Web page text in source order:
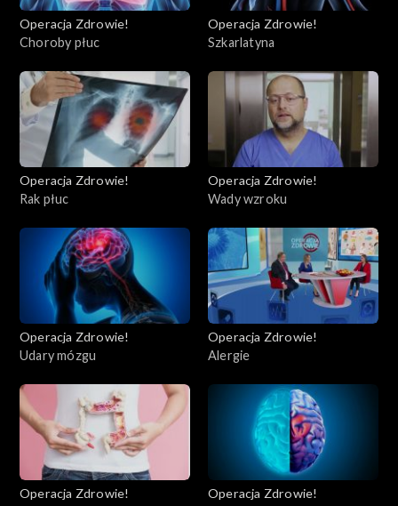
Operacja Zdrowie!
Choroby płuc
Operacja Zdrowie!
Szkarlatyna
Operacja Zdrowie!
Rak płuc
Operacja Zdrowie!
Wady wzroku
Operacja Zdrowie!
Udary mózgu
Operacja Zdrowie!
Alergie
Operacja Zdrowie!
Operacja Zdrowie!